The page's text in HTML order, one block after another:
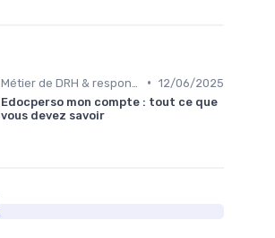
• 12/06/2025
Edocperso mon compte : tout ce que
vous devez savoir